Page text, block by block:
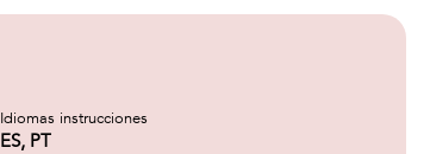
Idiomas instrucciones
ES, PT